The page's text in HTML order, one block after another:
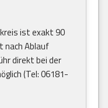
ist exakt 90
nach Ablauf
direkt bei der
(Tel: 06181-